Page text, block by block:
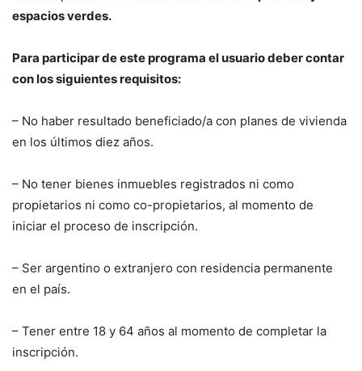
espacios verdes.
Para participar de este programa el usuario deber contar
con los siguientes requisitos:
– No haber resultado beneficiado/a con planes de vivienda
en los últimos diez años.
– No tener bienes inmuebles registrados ni como
propietarios ni como co-propietarios, al momento de
iniciar el proceso de inscripción.
– Ser argentino o extranjero con residencia permanente
en el país.
– Tener entre 18 y 64 años al momento de completar la
inscripción.